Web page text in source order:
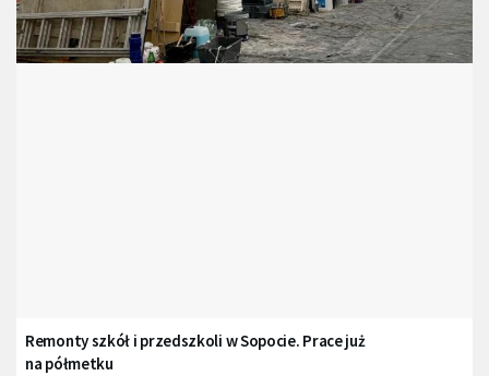
Remonty szkół i przedszkoli w Sopocie. Prace już
na półmetku